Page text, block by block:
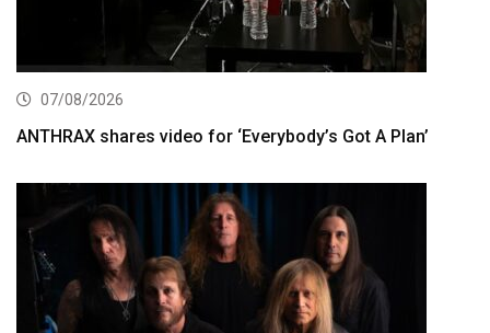
07/08/2026
ANTHRAX shares video for ‘Everybody’s Got A Plan’